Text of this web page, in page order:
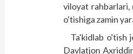
viloyat rahbarlari,
o'tishiga zamin
Ta'kidlab o'tish
Davlatjon